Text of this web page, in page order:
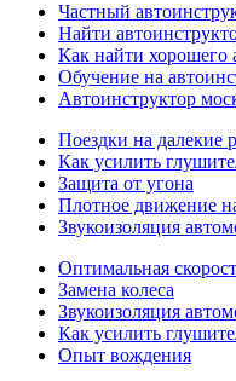
Частный
Найти
Как найти хорошего
Обучение на
Автоинструктор
Поездки на далекие
Как усилить
Защита от угона
Плотное движение
Звукоизоляция
Оптимальная
Замена колеса
Звукоизоляция
Как усилить
Опыт вождения